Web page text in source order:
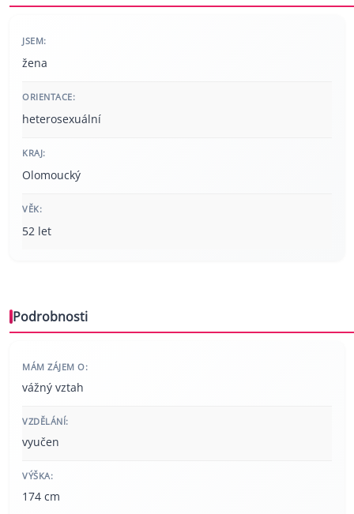
JSEM:
žena
ORIENTACE:
heterosexuální
KRAJ:
Olomoucký
VĚK:
52 let
Podrobnosti
MÁM ZÁJEM O:
vážný vztah
VZDĚLÁNÍ:
vyučen
VÝŠKA:
174 cm